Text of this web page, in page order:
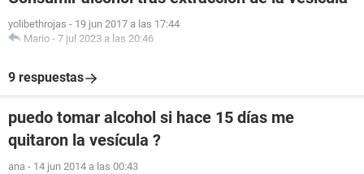
yolibethrojas - 19 jun 2017 a las 17:44
Mario - 7 jul 2023 a las 20:46
9 respuestas
puedo tomar alcohol si hace 15 días me
quitaron la vesícula ?
ana - 14 jun 2014 a las 00:43